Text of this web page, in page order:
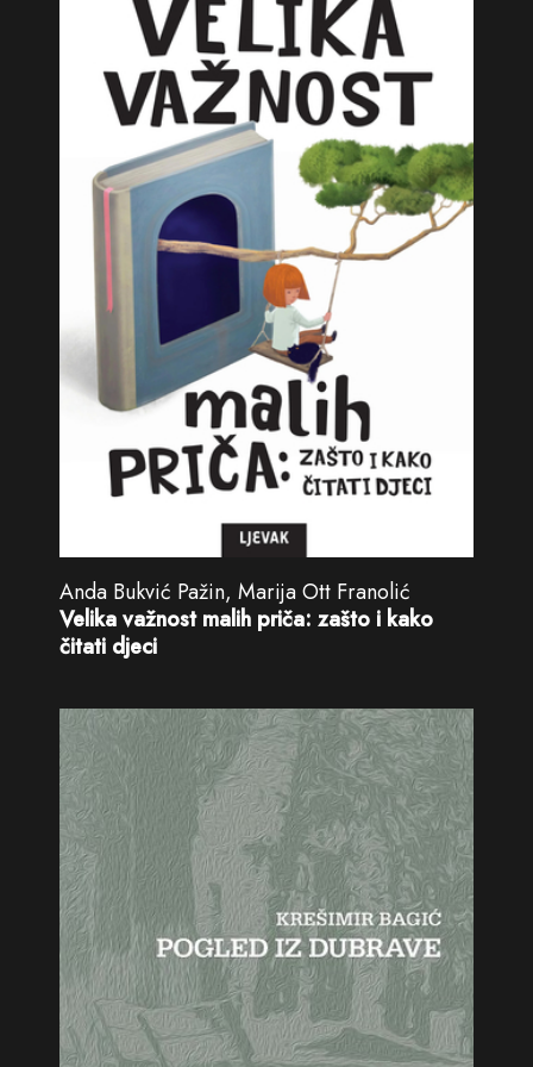
Anda Bukvić Pažin, Marija Ott Franolić
Velika važnost malih priča: zašto i kako
čitati djeci